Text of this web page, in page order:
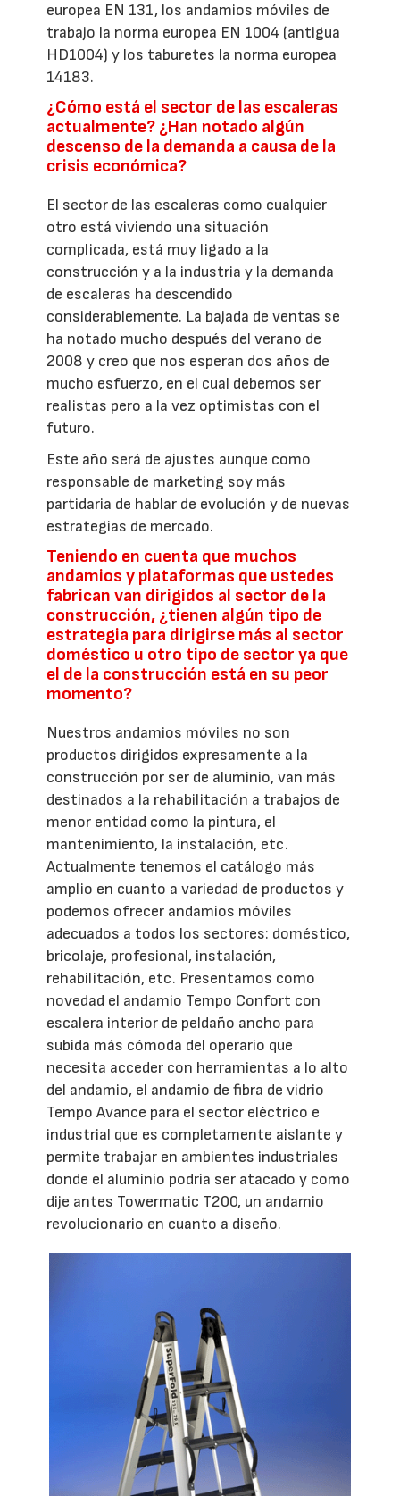
europea EN 131, los andamios móviles de
trabajo la norma europea EN 1004 (antigua
HD1004) y los taburetes la norma europea
14183.
¿Cómo está el sector de las escaleras
actualmente? ¿Han notado algún
descenso de la demanda a causa de la
crisis económica?
El sector de las escaleras como cualquier
otro está viviendo una situación
complicada, está muy ligado a la
construcción y a la industria y la demanda
de escaleras ha descendido
considerablemente. La bajada de ventas se
ha notado mucho después del verano de
2008 y creo que nos esperan dos años de
mucho esfuerzo, en el cual debemos ser
realistas pero a la vez optimistas con el
futuro.
Este año será de ajustes aunque como
responsable de marketing soy más
partidaria de hablar de evolución y de nuevas
estrategias de mercado.
Teniendo en cuenta que muchos
andamios y plataformas que ustedes
fabrican van dirigidos al sector de la
construcción, ¿tienen algún tipo de
estrategia para dirigirse más al sector
doméstico u otro tipo de sector ya que
el de la construcción está en su peor
momento?
Nuestros andamios móviles no son
productos dirigidos expresamente a la
construcción por ser de aluminio, van más
destinados a la rehabilitación a trabajos de
menor entidad como la pintura, el
mantenimiento, la instalación, etc.
Actualmente tenemos el catálogo más
amplio en cuanto a variedad de productos y
podemos ofrecer andamios móviles
adecuados a todos los sectores: doméstico,
bricolaje, profesional, instalación,
rehabilitación, etc. Presentamos como
novedad el andamio Tempo Confort con
escalera interior de peldaño ancho para
subida más cómoda del operario que
necesita acceder con herramientas a lo alto
del andamio, el andamio de fibra de vidrio
Tempo Avance para el sector eléctrico e
industrial que es completamente aislante y
permite trabajar en ambientes industriales
donde el aluminio podría ser atacado y como
dije antes Towermatic T200, un andamio
revolucionario en cuanto a diseño.